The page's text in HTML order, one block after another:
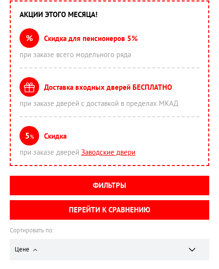
Сортировать по:
Цене
АКЦИИ ЭТОГО МЕСЯЦА!
%
Скидка для пенсионеров 5%
при заказе всего модельного ряда
Доставка входных дверей БЕСПЛАТНО
при заказе дверей с доставкой в пределах МКАД
5%
Скидка
при заказе дверей Заводские двери
ФИЛЬТРЫ
ПЕРЕЙТИ К СРАВНЕНИЮ